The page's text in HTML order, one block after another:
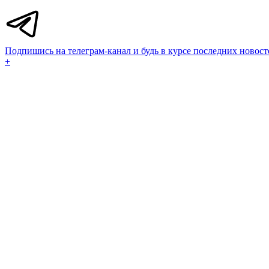
Подпишись на телеграм-канал и будь в курсе последних
+